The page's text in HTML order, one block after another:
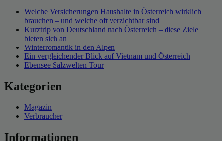
Welche Versicherungen Haushalte in Österreich wirklich
brauchen – und welche oft verzichtbar sind
Kurztrip von Deutschland nach Österreich – diese Ziele
bieten sich an
Winterromantik in den Alpen
Ein vergleichender Blick auf Vietnam und Österreich
Ebensee Salzwelten Tour
Kategorien
Magazin
Verbraucher
Informationen